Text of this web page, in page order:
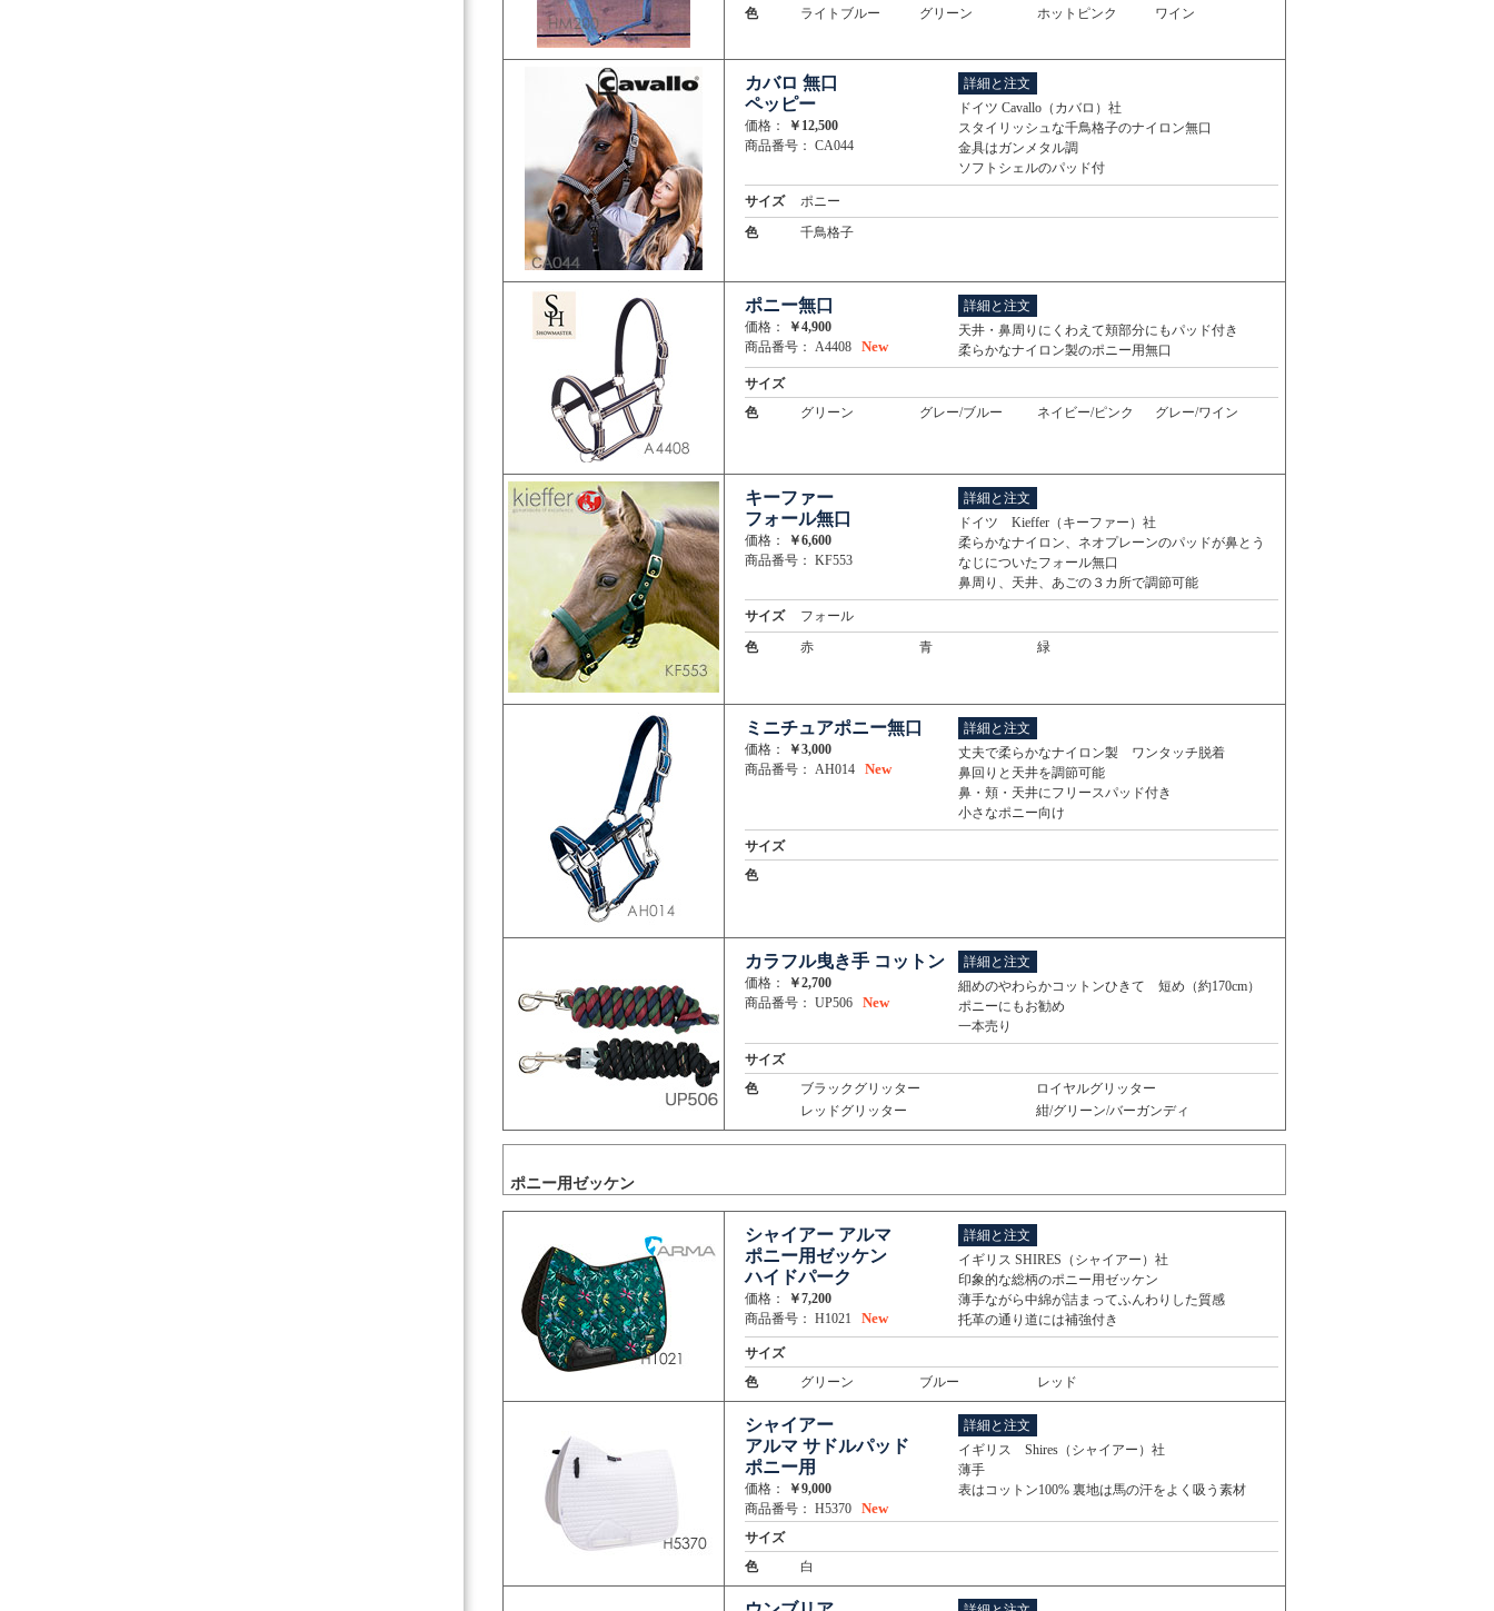
色
ライトブルー グリーン ホットピンク ワイン
カバロ 無口
ペッピー
価格：
￥12,500
商品番号： CA044
詳細と注文
ドイツ Cavallo（カバロ）社
スタイリッシュな千鳥格子のナイロン無口
金具はガンメタル調
ソフトシェルのパッド付
サイズ
ポニー
色
千鳥格子
ポニー無口
価格：
￥4,900
商品番号： A4408 New
詳細と注文
天井・鼻周りにくわえて頬部分にもパッド付き
柔らかなナイロン製のポニー用無口
サイズ
色
グリーン グレー/ブルー ネイビー/ピンク グレー/ワイン
キーファー
フォール無口
価格：
￥6,600
商品番号： KF553
詳細と注文
ドイツ Kieffer（キーファー）社
柔らかなナイロン、ネオプレーンのパッドが鼻とう
なじについたフォール無口
鼻周り、天井、あごの３カ所で調節可能
サイズ
フォール
色
赤 青 緑
ミニチュアポニー無口
価格：
￥3,000
商品番号： AH014 New
詳細と注文
丈夫で柔らかなナイロン製 ワンタッチ脱着
鼻回りと天井を調節可能
鼻・頬・天井にフリースパッド付き
小さなポニー向け
サイズ
色
カラフル曳き手 コットン
価格：
￥2,700
商品番号： UP506 New
詳細と注文
細めのやわらかコットンひきて 短め（約170cm）
ポニーにもお勧め
一本売り
サイズ
色
ブラックグリッター
ロイヤルグリッター
レッドグリッター
紺/グリーン/バーガンディ
ポニー用ゼッケン
シャイアー アルマ
ポニー用ゼッケン
ハイドパーク
価格：
￥7,200
商品番号： H1021 New
詳細と注文
イギリス SHIRES（シャイアー）社
印象的な総柄のポニー用ゼッケン
薄手ながら中綿が詰まってふんわりした質感
托革の通り道には補強付き
サイズ
色
グリーン ブルー レッド
シャイアー
アルマ サドルパッド
ポニー用
価格：
￥9,000
商品番号： H5370 New
詳細と注文
イギリス Shires（シャイアー）社
薄手
表はコットン100% 裏地は馬の汗をよく吸う素材
サイズ
色
白